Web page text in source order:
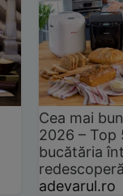
Cea mai
2026 –
bucătăria
adevarul.ro